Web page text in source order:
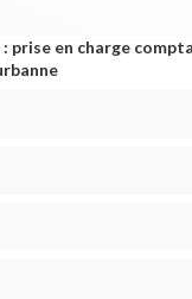
prise en charge